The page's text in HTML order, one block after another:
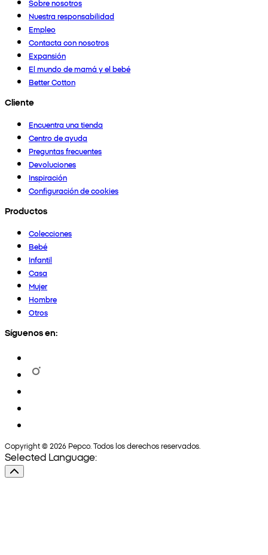
Sobre nosotros
Nuestra responsabilidad
Empleo
Contacta con nosotros
Expansión
El mundo de mamá y el bebé
Better Cotton
Cliente
Encuentra una tienda
Centro de ayuda
Preguntas frecuentes
Devoluciones
Inspiración
Configuración de cookies
Productos
Colecciones
Bebé
Infantil
Casa
Mujer
Hombre
Otros
Síguenos en:
Copyright © 2026 Pepco. Todos los derechos reservados.
Selected Language: